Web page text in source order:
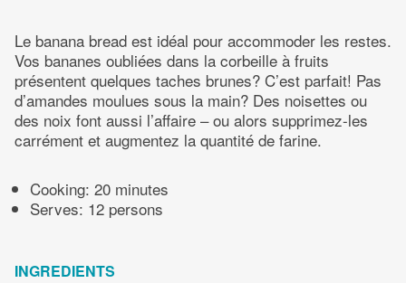
Le banana bread est idéal pour accommoder les restes.
Vos bananes oubliées dans la corbeille à fruits
présentent quelques taches brunes? C’est parfait! Pas
d’amandes moulues sous la main? Des noisettes ou
des noix font aussi l’affaire – ou alors supprimez-les
carrément et augmentez la quantité de farine.
Cooking: 20 minutes
Serves: 12 persons
INGREDIENTS